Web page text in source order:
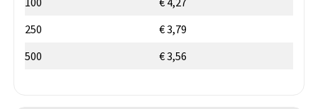
250
€ 3,79
500
€ 3,56